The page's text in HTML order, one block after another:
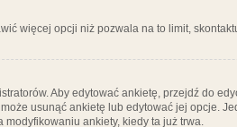
więcej opcji niż pozwala na to limit,
Aby edytować ankietę, przejdź do
usunąć ankietę lub edytować jej opcje.
ankiety, kiedy ta już trwa.